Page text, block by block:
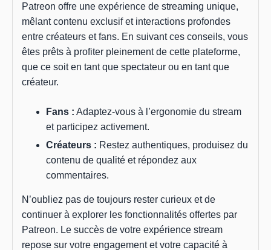
Patreon offre une expérience de streaming unique,
mêlant contenu exclusif et interactions profondes
entre créateurs et fans. En suivant ces conseils, vous
êtes prêts à profiter pleinement de cette plateforme,
que ce soit en tant que spectateur ou en tant que
créateur.
Fans : Adaptez-vous à l’ergonomie du stream
et participez activement.
Créateurs : Restez authentiques, produisez du
contenu de qualité et répondez aux
commentaires.
N’oubliez pas de toujours rester curieux et de
continuer à explorer les fonctionnalités offertes par
Patreon. Le succès de votre expérience stream
repose sur votre engagement et votre capacité à